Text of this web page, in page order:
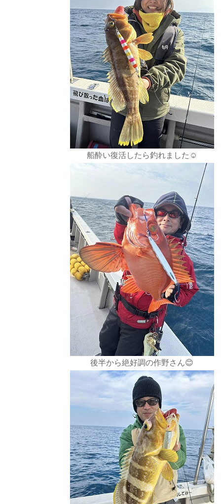
船酔い復活したら釣れました☺️
後半から絶好調の作野さん😊